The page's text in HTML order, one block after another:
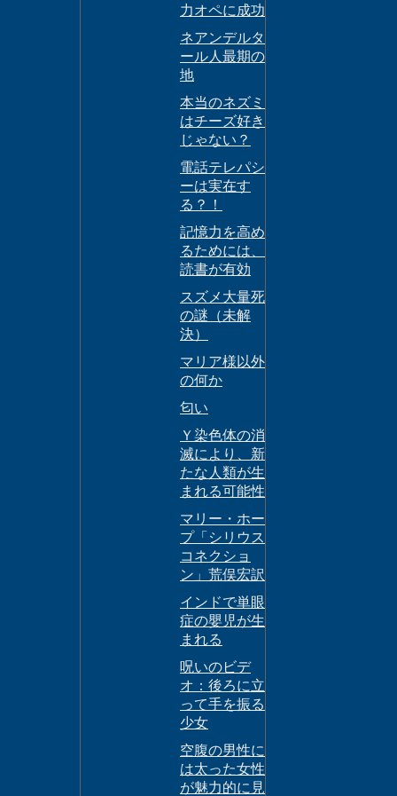
力オペに成功
ネアンデルタ
ール人最期の
地
本当のネズミ
はチーズ好き
じゃない？
電話テレパシ
ーは実在す
る？！
記憶力を高め
るためには、
読書が有効
スズメ大量死
の謎（未解
決）
マリア様以外
の何か
匂い
Ｙ染色体の消
滅により、新
たな人類が生
まれる可能性
マリー・ホー
プ「シリウス
コネクショ
ン」荒俣宏訳
インドで単眼
症の嬰児が生
まれる
呪いのビデ
オ：後ろに立
って手を振る
少女
空腹の男性に
は太った女性
が魅力的に見